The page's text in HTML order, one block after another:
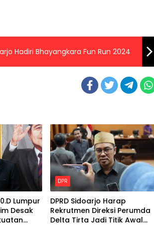
Hadiri Bhayangkara Fun Run 2024
Lumpur
Desak
DPR
DPRD Sidoarjo Harap
Rekrutmen Direksi Perumda
Delta Tirta Jadi Titik Awal